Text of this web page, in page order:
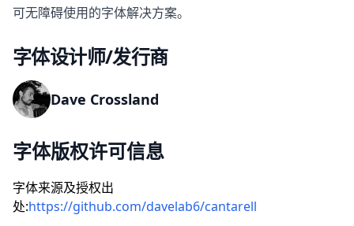
可无障碍使用的字体解决方案。
字体设计师/发行商
Dave Crossland
字体版权许可信息
字体来源及授权出
处:https://github.com/davelab6/cantarell